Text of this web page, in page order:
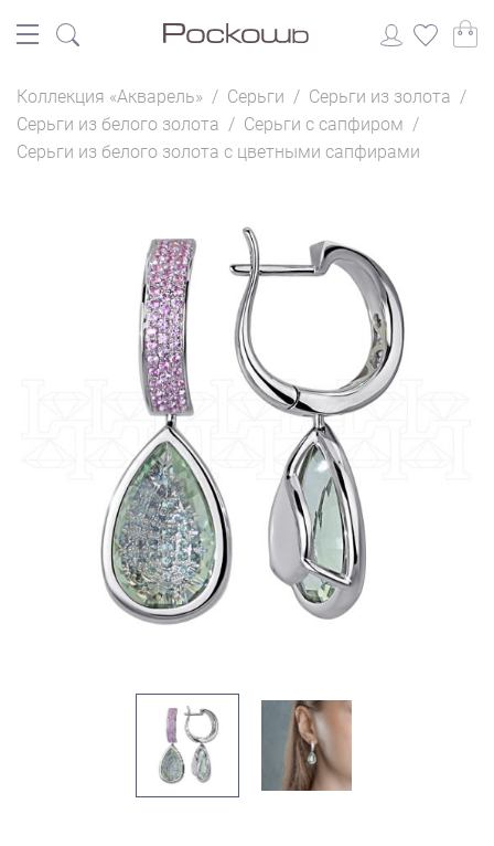
Коллекция «Акварель» / Серьги / Серьги из золота /
Серьги из белого золота / Серьги с сапфиром /
Серьги из белого золота с цветными сапфирами